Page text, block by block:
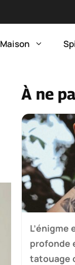
Maison
À ne
profonde
tatouage